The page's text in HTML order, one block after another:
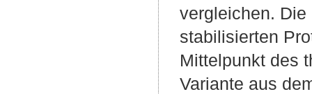
vergleichen.
stabilisierten
Mittelpunkt des
Variante aus